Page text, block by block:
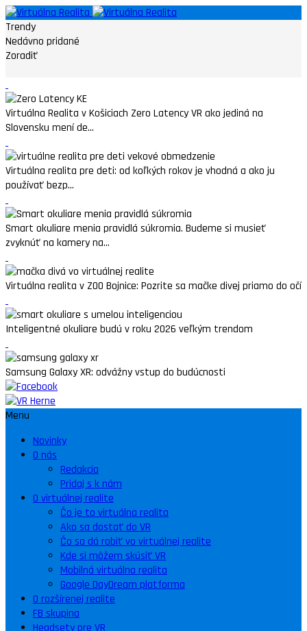
Trendy
Nedávno pridané
Zoradiť
Virtuálna Realita v Košiciach Zero Latency VR ako jediná na
Slovensku mení de...
Virtuálna realita pre deti: od koľkých rokov je vhodná a ako ju
používať bezp...
Smart okuliare menia pravidlá súkromia. Budeme si musieť
zvyknúť na kamery na...
Virtuálna realita v ZOO Bojnice: Pozrite sa mačke divej priamo do očí
Inteligentné okuliare budú v roku 2026 veľkým trendom
Samsung Galaxy XR: odvážny vstup do budúcnosti
Menu
Novinky
O nás
Redakcia
Pridaj s k nám
O virtuálnej realite
Čo je to virtuálna realita
Ako sa dostať do VR
Čo sa dá robiť vo virtuálnej realite
Kde si môžem skúsiť VR
Mobilná virtuálna realita
Google DayDream platforma
O rozšírenej realite
FB skupina
Headsety pre VR